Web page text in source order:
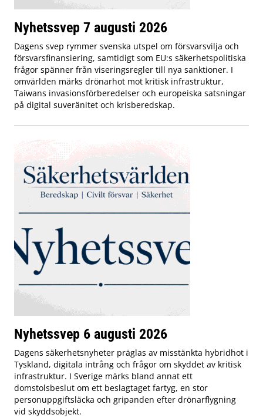
Nyhetssvep 7 augusti 2026
Dagens svep rymmer svenska utspel om försvarsvilja och
försvarsfinansiering, samtidigt som EU:s säkerhetspolitiska
frågor spänner från viseringsregler till nya sanktioner. I
omvärlden märks drönarhot mot kritisk infrastruktur,
Taiwans invasionsförberedelser och europeiska satsningar
på digital suveränitet och krisberedskap.
Nyhetssvep 6 augusti 2026
Dagens säkerhetsnyheter präglas av misstänkta hybridhot i
Tyskland, digitala intrång och frågor om skyddet av kritisk
infrastruktur. I Sverige märks bland annat ett
domstolsbeslut om ett beslagtaget fartyg, en stor
personuppgiftsläcka och gripanden efter drönarflygning
vid skyddsobjekt.